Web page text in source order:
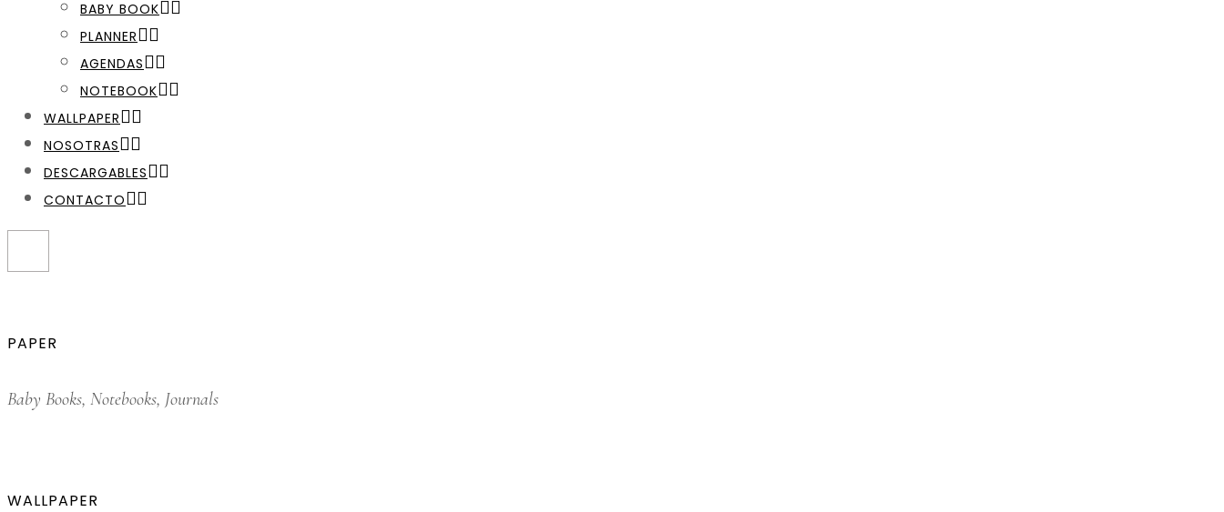
BABY BOOK
PLANNER
AGENDAS
NOTEBOOK
WALLPAPER
NOSOTRAS
DESCARGABLES
CONTACTO
PAPER
Baby Books, Notebooks, Journals
WALLPAPER